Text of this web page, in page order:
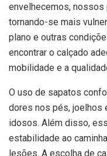
envelhecemos, nossos
tornando-se mais
plano e outras
encontrar o calçado
mobilidade e a
O uso de sapatos
dores nos pés, joelhos
idosos. Além disso,
estabilidade ao
lesões. A escolha de